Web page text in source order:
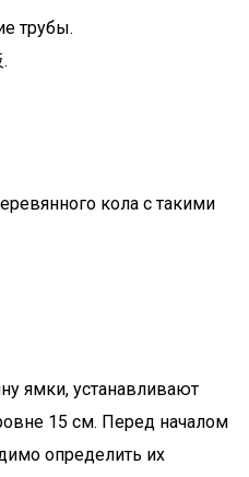
трубы.
кола с такими
ямки, устанавливают
15 см. Перед началом
определить их